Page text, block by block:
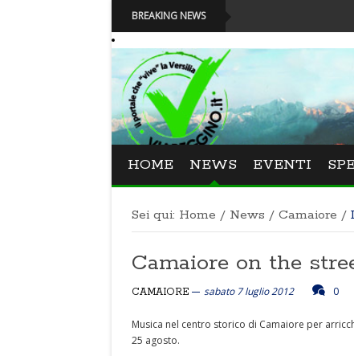
BREAKING NEWS
HOME NEWS EVENTI
Sei qui: Home / News / Camaiore /
Camaiore on the
CAMAIORE sabato 7 luglio 2012 0
Musica nel centro storico di Camaiore per
25 agosto.